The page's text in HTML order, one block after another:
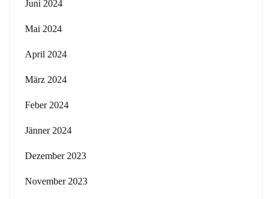
Juni 2024
Mai 2024
April 2024
März 2024
Feber 2024
Jänner 2024
Dezember 2023
November 2023